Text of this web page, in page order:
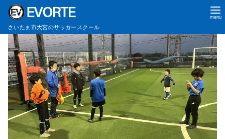
ンさいたま市大宮のサッカースクール